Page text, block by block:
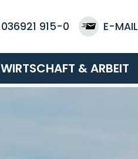
036921 915-0 E-MAIL
WIRTSCHAFT & ARBEIT